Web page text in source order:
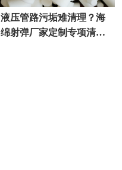
液压管路污垢难清理？海
绵射弹厂家定制专项清洁